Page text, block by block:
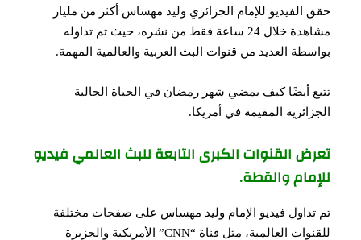
حقق الفيديو للإمام الجزائري وليد مهساس أكثر من مليار
مشاهدة خلال 24 ساعة فقط من نشره، حيث تم تداوله
بواسطة العديد من قنوات البث العربية والعالمية المهمة.
تتبع أيضًا كيف يمضي شهر رمضان في الحياة الجالية
الجزائرية المقيمة في أمريكا.
تعرض القنوات الكبرى التابعة للبث العالمي فيديو
للإمام والقطة.
تم تداول فيديو الإمام وليد مهساس على صفحات مختلفة
للقنوات العالمية، مثل قناة “CNN” الأمريكية والجزيرة